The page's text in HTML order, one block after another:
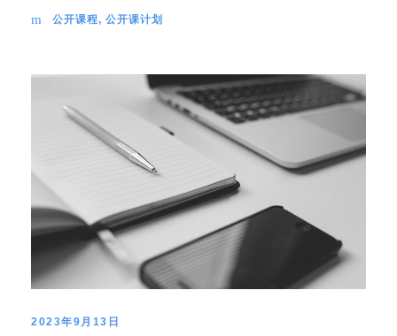
公开课程, 公开课计划
2023年9月13日